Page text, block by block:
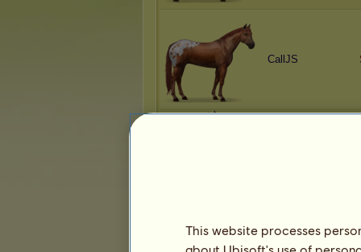
CallJS
This website processes
about Ubisoft's use of